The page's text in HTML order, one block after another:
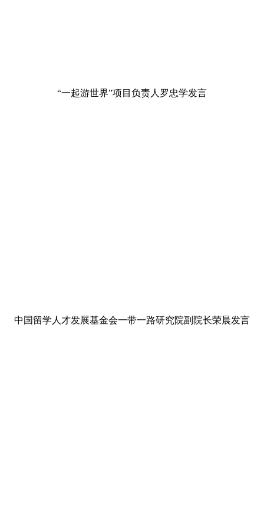
“一起游世界”项目负责人罗忠学发言
中国留学人才发展基金会一带一路研究院副院长荣晨发言